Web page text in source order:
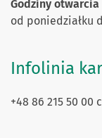
Godziny otwarcia
od poniedziałku
Infolinia
+48 86 215 50 00